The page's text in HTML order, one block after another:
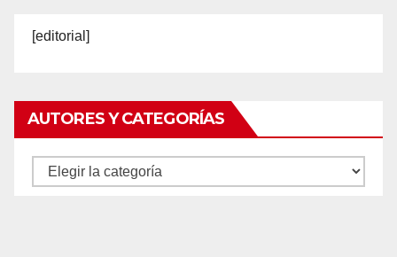
[editorial]
AUTORES Y CATEGORÍAS
Autores